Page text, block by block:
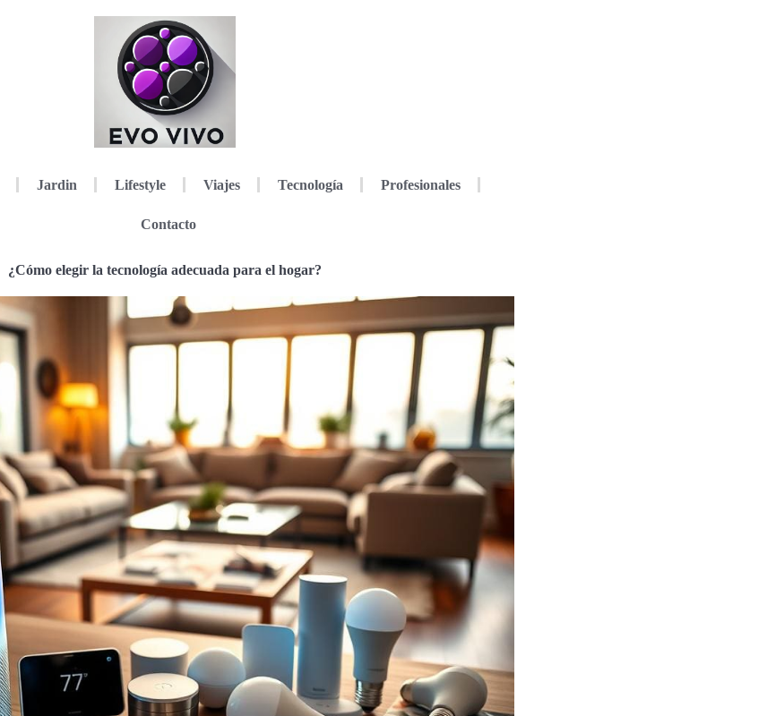
Jardin Lifestyle Viajes Tecnología Profesionales
Contacto
¿Cómo elegir la tecnología adecuada para el hogar?